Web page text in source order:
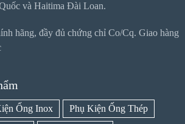
và Haitima Đài Loan.
hãng, đầy đủ chứng chỉ Co/Cq. Giao hàng
Ống Inox Phụ Kiện Ống Thép